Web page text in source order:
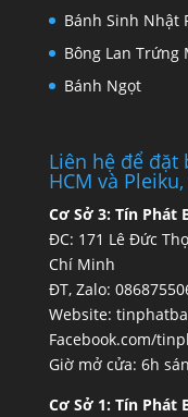
Bánh Sinh Nhật
Bông Lan Trứng
Bánh Ngọt
Liên hệ để đặt
HCM và
Cơ Sở 3: Tín Phát
ĐC: 171 Lê Đức
Chí Minh
ĐT, Zalo:
Website:
Facebook.com/
Giờ mở cửa: 6h
Cơ Sở 1: Tín Phát